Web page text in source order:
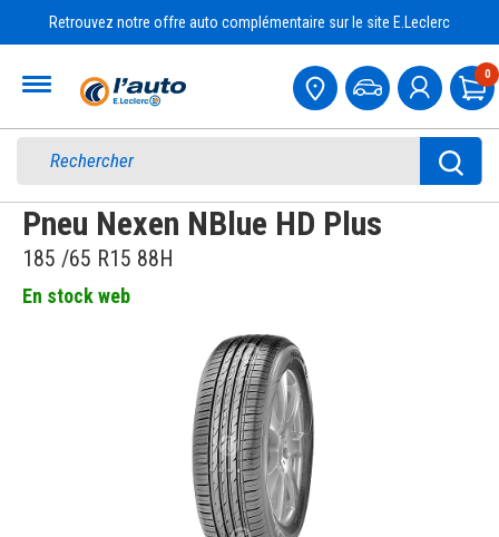
Retrouvez notre offre auto complémentaire sur le site E.Leclerc
0
Pneu Nexen NBlue HD Plus
185 /65 R15 88H
En stock web